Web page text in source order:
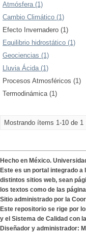
Atmósfera (1)
Cambio Climático (1)
Efecto Invernadero (1)
Equilibrio hidrostático (1)
Geociencias (1)
Lluvia Ácida (1)
Procesos Atmosféricos (1)
Termodinámica (1)
Mostrando ítems 1-10 de 1
Hecho en México.
Este es un portal integrado
distintos sitios web, sean
los textos como de las
Sitio administrado por la
Este repositorio se rige por
y el Sistema de Calidad con
Diseñador y administrador: